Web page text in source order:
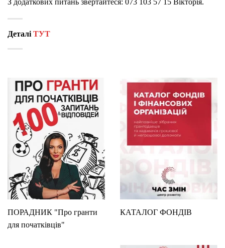
ДеталіТУТ
ПОРАДНИК "Про гранти
для початківців"
КАТАЛОГ ФОНДІВ